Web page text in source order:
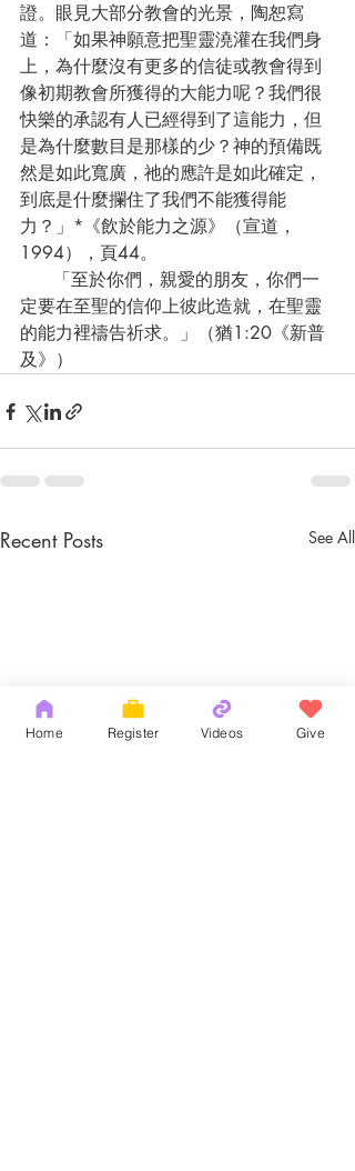
證。眼見大部分教會的光景，陶恕寫
道：「如果神願意把聖靈澆灌在我們身
上，為什麼沒有更多的信徒或教會得到
像初期教會所獲得的大能力呢？我們很
快樂的承認有人已經得到了這能力，但
是為什麼數目是那樣的少？神的預備既
然是如此寬廣，祂的應許是如此確定，
到底是什麼攔住了我們不能獲得能
力？」*《飲於能力之源》（宣道，
1994），頁44。
定要在至聖的信仰上彼此造就，在聖靈
的能力裡禱告祈求。」（猶1:20《新普
及》）
Recent Posts See All
Home Register Videos Give